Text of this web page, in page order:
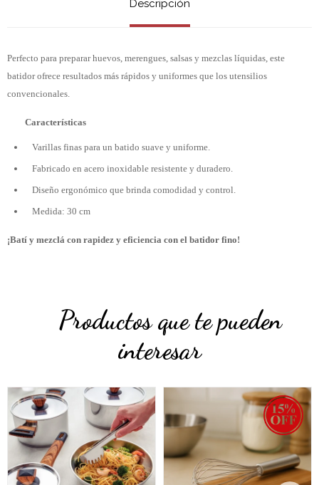
Descripción
Perfecto para preparar huevos, merengues, salsas y mezclas líquidas, este
batidor ofrece resultados más rápidos y uniformes que los utensilios
convencionales.
Características
Varillas finas para un batido suave y uniforme.
Fabricado en acero inoxidable resistente y duradero.
Diseño ergonómico que brinda comodidad y control.
Medida: 30 cm
¡Batí y mezclá con rapidez y eficiencia con el batidor fino!
Productos que te pueden
interesar